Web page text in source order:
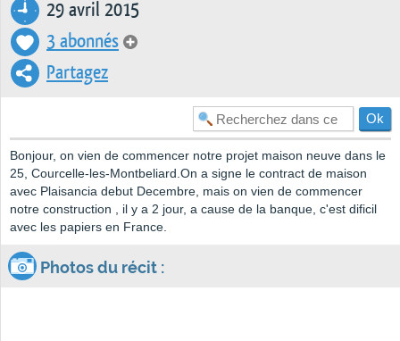
29 avril 2015
3 abonnés
Partagez
Bonjour, on vien de commencer notre projet maison neuve dans le
25, Courcelle-les-Montbeliard.On a signe le contract de maison
avec Plaisancia debut Decembre, mais on vien de commencer
notre construction , il y a 2 jour, a cause de la banque, c'est dificil
avec les papiers en France.
Photos du récit :